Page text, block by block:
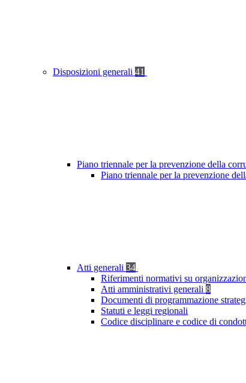
Disposizioni generali 41
Piano triennale per la prevenzione della
Piano triennale per la prevenzione
Atti generali 34
Riferimenti normativi su
Atti amministrativi generali 8
Documenti di programmazione
Statuti e leggi regionali
Codice disciplinare e codice di